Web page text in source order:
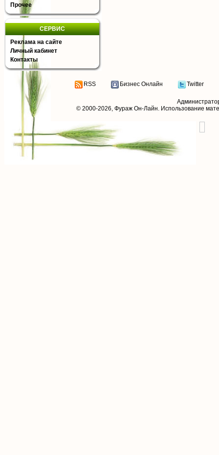
Прочее
СЕРВИС
Реклама на сайте
Личный кабинет
Контакты
RSS Бизнес Онлайн Twitter
© 2000-2026, Фураж Он-Лайн. Использование